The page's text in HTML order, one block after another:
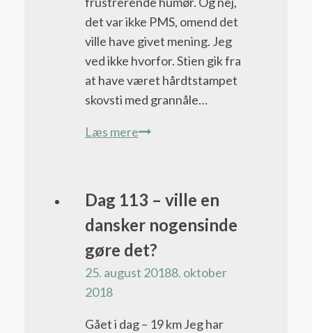
det var ikke PMS, omend det
ville have givet mening. Jeg
ved ikke hvorfor. Stien gik fra
at have været hårdtstampet
skovsti med grannåle…
Læs mereDag
vildeste
møgdag
Pacific
Crest
Trail
bloggen
Dag 113 – ville en
dansker nogensinde
gøre det?
25. august 20188. oktober
2018
Gået i dag – 19 km Jeg har